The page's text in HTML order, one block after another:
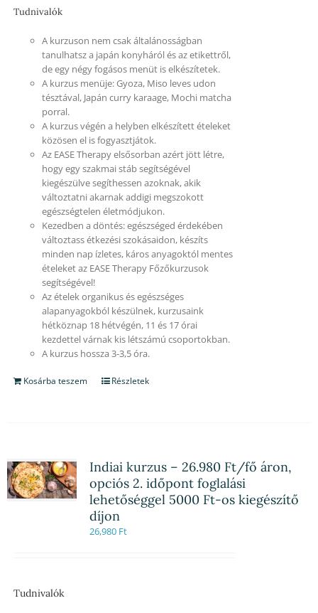
Tudnivalók
A kurzuson nem csak általánosságban
tanulhatsz a japán konyháról és az etikettről,
de egy négy fogásos menüt is elkészítetek.
A kurzus menüje: Gyoza, Miso leves udon
tésztával, Japán curry karaage, Mochi matcha
porral.
A kurzus végén a helyben elkészített ételeket
közösen el is fogyasztjátok.
Az EASE Therapy elsősorban azért jött létre,
hogy egy szakmai stáb segítségével
kiegészülve segíthessen azoknak, akik
változtatni akarnak addigi megszokott
egészségtelen életmódjukon.
Kezedben a döntés: egészséged érdekében
változtass étkezési szokásaidon, készíts
minden nap ízletes, káros anyagoktól mentes
ételeket az EASE Therapy Főzőkurzusok
segítségével!
Az ételek organikus és egészséges
alapanyagokból készülnek, kurzusaink
hétköznap 18 hétvégén, 11 és 17 órai
kezdettel várnak kis létszámú csoportokban.
A kurzus hossza 3-3,5 óra.
Kosárba teszem Részletek
Indiai kurzus – 26.980 Ft/fő áron,
opciós 2. időpont foglalási
lehetőséggel 5000 Ft-os kiegészítő
díjon
26,980 Ft
Tudnivalók